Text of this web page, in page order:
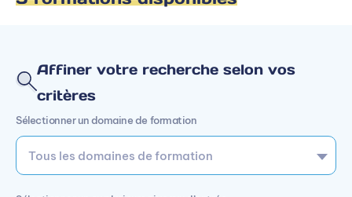
Affiner votre recherche selon vos
critères
Sélectionner un domaine de formation